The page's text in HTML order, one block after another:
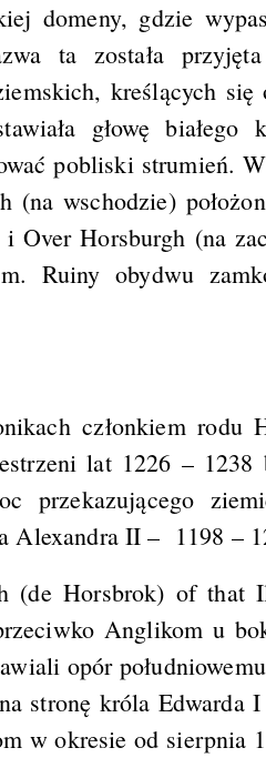
domeny, gdzie
ta została
kreślących
głowę
pobliski strumień.
(na wschodzie)
Over Horsburgh (na
Ruiny obydwu
członkiem rodu
lat 1226 – 1238
przekazującego
Alexandra II – 1198 –
(de Horsbrok) of that
Anglikom u
opór
stronę króla Edwarda
w okresie od sierpnia